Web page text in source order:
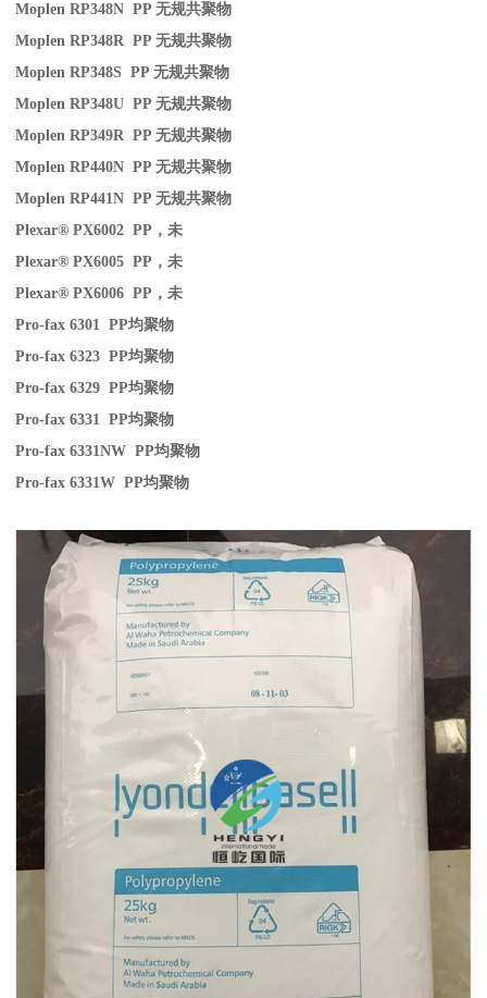
Moplen RP348N PP无规共聚物
Moplen RP348R PP无规共聚物
Moplen RP348S PP无规共聚物
Moplen RP348U PP无规共聚物
Moplen RP349R PP无规共聚物
Moplen RP440N PP无规共聚物
Moplen RP441N PP无规共聚物
Plexar® PX6002 PP ，未
Plexar® PX6005 PP ，未
Plexar® PX6006 PP ，未
Pro-fax 6301 PP均聚物
Pro-fax 6323 PP均聚物
Pro-fax 6329 PP均聚物
Pro-fax 6331 PP均聚物
Pro-fax 6331NW PP均聚物
Pro-fax 6331W PP均聚物